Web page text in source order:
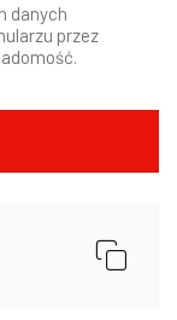
danych
przez